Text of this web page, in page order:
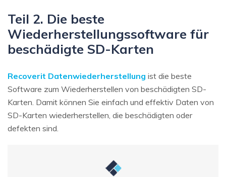
Teil 2. Die beste
Wiederherstellungssoftware für
beschädigte SD-Karten
Recoverit Datenwiederherstellung ist die beste
Software zum Wiederherstellen von beschädigten SD-
Karten. Damit können Sie einfach und effektiv Daten von
SD-Karten wiederherstellen, die beschädigten oder
defekten sind.